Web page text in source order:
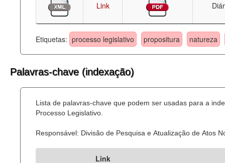
Link
Etiquetas: processo legislativo propositura natureza
Palavras-chave (indexação)
Lista de palavras-chave que podem ser usadas para a
Processo Legislativo.
Responsável: Divisão de Pesquisa e Atualização de Atos
Link